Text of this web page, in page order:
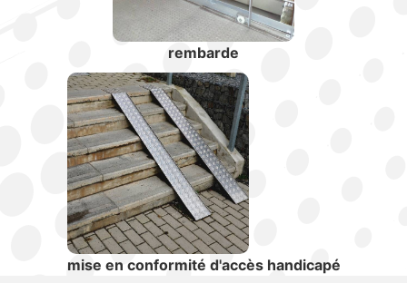
rembarde
mise en conformité d'accès handicapé